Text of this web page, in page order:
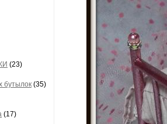
(23)
бутылок (35)
(17)